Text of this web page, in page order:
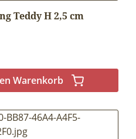
Teddy H 2,5 cm
Warenkorb